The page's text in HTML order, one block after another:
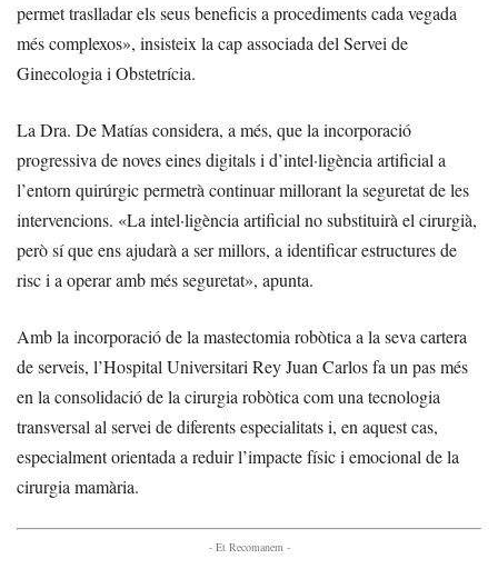
permet traslladar els seus beneficis a procediments cada vegada
més complexos», insisteix la cap associada del Servei de
Ginecologia i Obstetrícia.
La Dra. De Matías considera, a més, que la incorporació
progressiva de noves eines digitals i d’intel·ligència artificial a
l’entorn quirúrgic permetrà continuar millorant la seguretat de les
intervencions. «La intel·ligència artificial no substituirà el cirurgià,
però sí que ens ajudarà a ser millors, a identificar estructures de
risc i a operar amb més seguretat», apunta.
Amb la incorporació de la mastectomia robòtica a la seva cartera
de serveis, l’Hospital Universitari Rey Juan Carlos fa un pas més
en la consolidació de la cirurgia robòtica com una tecnologia
transversal al servei de diferents especialitats i, en aquest cas,
especialment orientada a reduir l’impacte físic i emocional de la
cirurgia mamària.
- Et Recomanem -